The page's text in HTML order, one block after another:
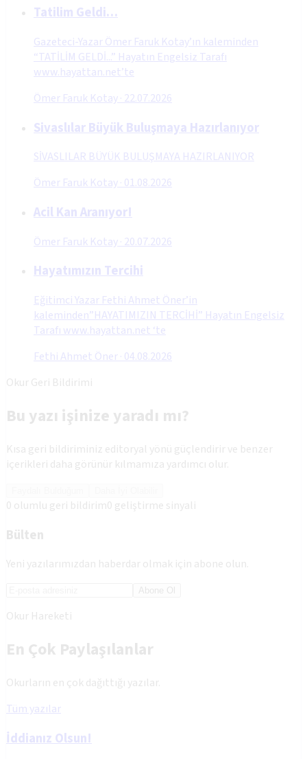
Tatilim Geldi…
Gazeteci-Yazar Ömer Faruk Kotay’ın kaleminden
“TATİLİM GELDİ...” Hayatın Engelsiz Tarafı
www.hayattan.net’te
Ömer Faruk Kotay· 22.07.2026
Sivaslılar Büyük Buluşmaya Hazırlanıyor
SİVASLILAR BÜYÜK BULUŞMAYA HAZIRLANIYOR
Ömer Faruk Kotay· 01.08.2026
Acil Kan Aranıyor!
Ömer Faruk Kotay· 20.07.2026
Hayatımızın Tercihi
Eğitimci Yazar Fethi Ahmet Öner’in
kaleminden”HAYATIMIZIN TERCİHİ” Hayatın Engelsiz
Tarafı www.hayattan.net ‘te
Fethi Ahmet Öner· 04.08.2026
Okur Geri Bildirimi
Bu yazı işinize yaradı mı?
Kısa geri bildiriminiz editoryal yönü güçlendirir ve benzer
içerikleri daha görünür kılmamıza yardımcı olur.
0 olumlu geri bildirim0 geliştirme sinyali
Bülten
Yeni yazılarımızdan haberdar olmak için abone olun.
Abone Ol
Okur Hareketi
En Çok Paylaşılanlar
Okurların en çok dağıttığı yazılar.
Tüm yazılar
İddianız Olsun!